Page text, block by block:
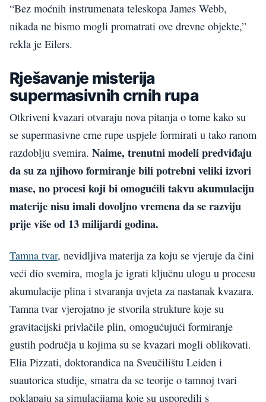
“Bez moćnih instrumenata teleskopa James Webb,
nikada ne bismo mogli promatrati ove drevne objekte,”
rekla je Eilers.
Rješavanje misterija
supermasivnih crnih rupa
Otkriveni kvazari otvaraju nova pitanja o tome kako su
se supermasivne crne rupe uspjele formirati u tako ranom
razdoblju svemira. Naime, trenutni modeli predviđaju
da su za njihovo formiranje bili potrebni veliki izvori
mase, no procesi koji bi omogućili takvu akumulaciju
materije nisu imali dovoljno vremena da se razviju
prije više od 13 milijardi godina.
Tamna tvar, nevidljiva materija za koju se vjeruje da čini
veći dio svemira, mogla je igrati ključnu ulogu u procesu
akumulacije plina i stvaranja uvjeta za nastanak kvazara.
Tamna tvar vjerojatno je stvorila strukture koje su
gravitacijski privlačile plin, omogućujući formiranje
gustih područja u kojima su se kvazari mogli oblikovati.
Elia Pizzati, doktorandica na Sveučilištu Leiden i
suautorica studije, smatra da se teorije o tamnoj tvari
poklapaju sa simulacijama koje su usporedili s